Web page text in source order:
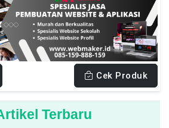
Cek Produk
Terbaru